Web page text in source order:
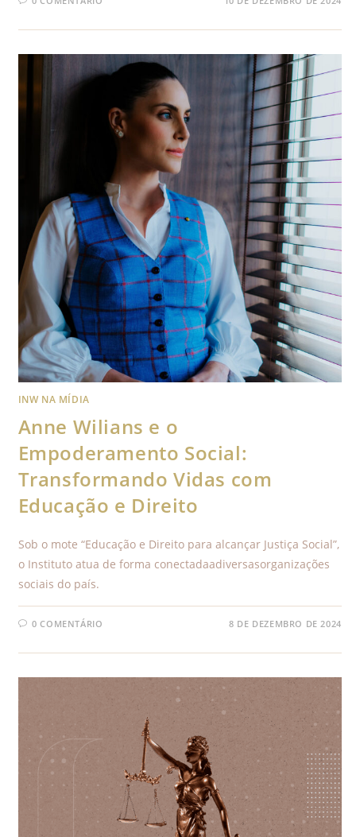
INW NA MÍDIA
Anne Wilians e o
Empoderamento Social:
Transformando Vidas com
Educação e Direito
Sob o mote “Educação e Direito para alcançar Justiça Social”,
o Instituto atua de forma conectadaadiversasorganizações
sociais do país.
0 COMENTÁRIO 8 DE DEZEMBRO DE 2024